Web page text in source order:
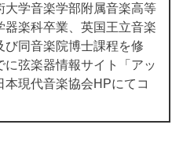
大学音楽学部附属音楽高等
器楽科卒業、英国王立音楽
び同音楽院博士課程を修
に弦楽器情報サイト「アッ
本現代音楽協会HPにてコ